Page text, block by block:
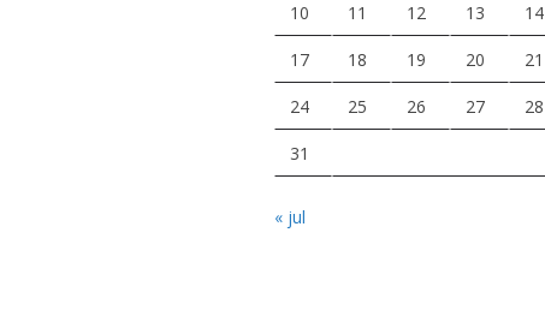
10 11 12 13 14
17 18 19 20 21
24 25 26 27 28
31
« jul